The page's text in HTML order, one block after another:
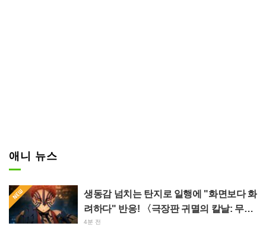
애니 뉴스
생동감 넘치는 탄지로 일행에 "화면보다 화
려하다" 반응! 〈극장판 귀멸의 칼날: 무한
성편 제1장 아카자재래〉의 특대 광고가
4분 전